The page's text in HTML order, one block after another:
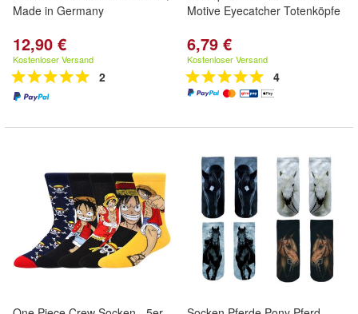
Made in Germany
12,90 €
Kostenloser Versand
2
Motive Eyecatcher Totenköpfe
6,79 €
Kostenloser Versand
4